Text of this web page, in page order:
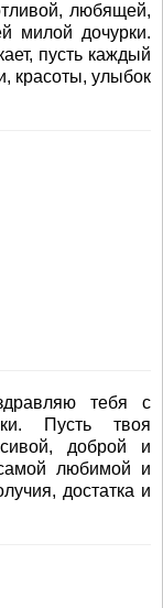
любящей,
милой дочурки.
пусть каждый
красоты, улыбок
тебя с
Пусть твоя
доброй и
любимой и
достатка и